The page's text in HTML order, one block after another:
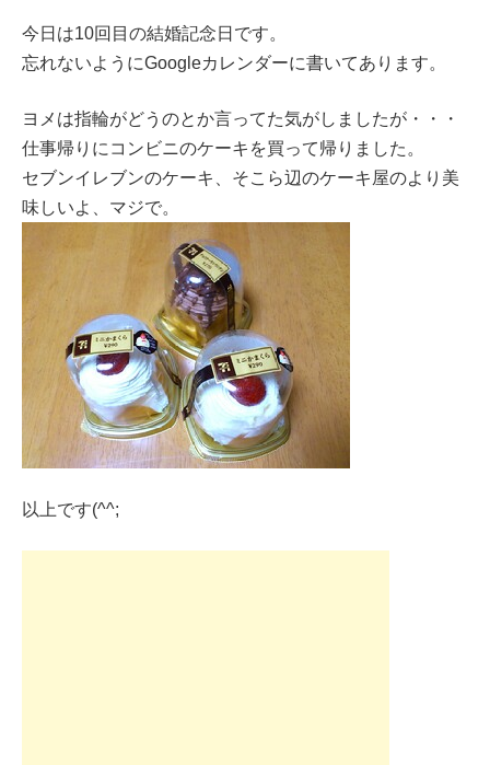
今日は10回目の結婚記念日です。
忘れないようにGoogleカレンダーに書いてあります。
ヨメは指輪がどうのとか言ってた気がしましたが・・・
仕事帰りにコンビニのケーキを買って帰りました。
セブンイレブンのケーキ、そこら辺のケーキ屋のより美
味しいよ、マジで。
以上です(^^;